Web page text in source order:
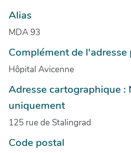
Alias
MDA 93
Complément de l'adresse
Hôpital Avicenne
Adresse cartographique :
uniquement
125 rue de Stalingrad
Code postal